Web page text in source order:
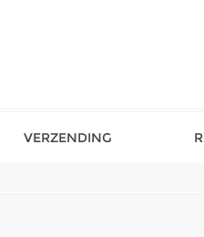
VERZENDING